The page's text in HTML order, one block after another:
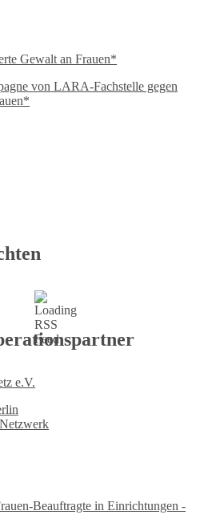
Gewalt an Frauen*